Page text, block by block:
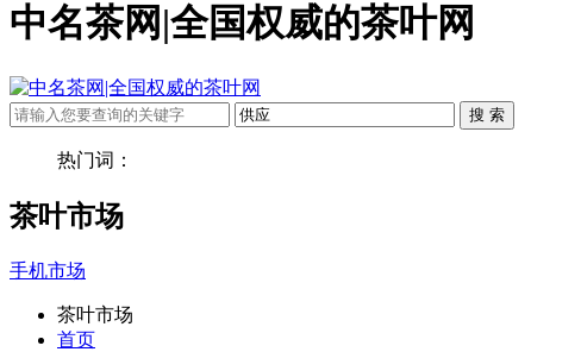
中名茶网|全国权威的茶叶网
热门词：
茶叶市场
手机市场
茶叶市场
首页